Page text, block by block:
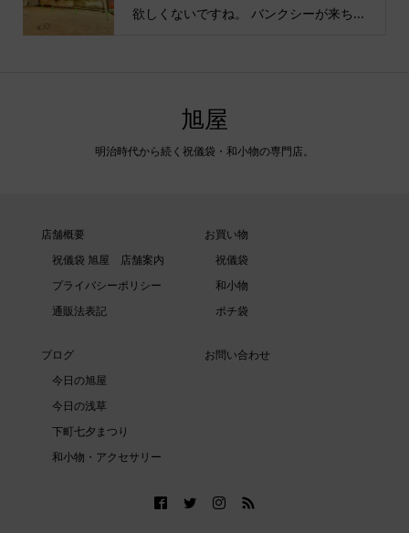
欲しくないですね。 バンクシーが来ち...
旭屋
明治時代から続く祝儀袋・和小物の専門店。
店舗概要
祝儀袋 旭屋 店舗案内
プライバシーポリシー
通販法表記
お買い物
祝儀袋
和小物
ポチ袋
ブログ
今日の旭屋
今日の浅草
下町七夕まつり
和小物・アクセサリー
お問い合わせ